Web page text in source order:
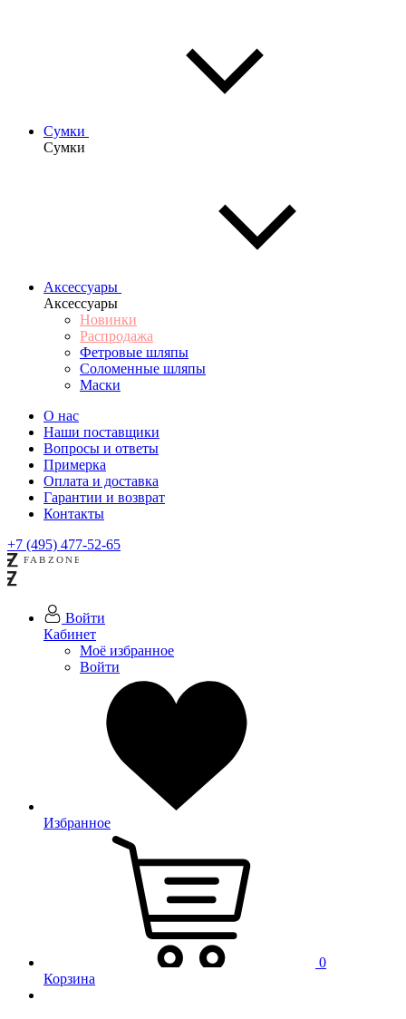
Сумки
Сумки
Аксессуары
Аксессуары
Новинки
Распродажа
Фетровые шляпы
Соломенные шляпы
Маски
О нас
Наши поставщики
Вопросы и ответы
Примерка
Оплата и доставка
Гарантии и возврат
Контакты
+7 (495) 477-52-65
Войти
Кабинет
Моё избранное
Войти
Избранное
0
Корзина